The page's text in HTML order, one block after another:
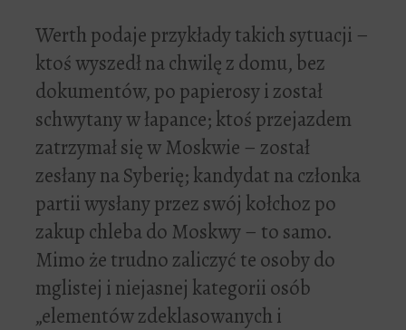
Werth podaje przykłady takich sytuacji –
ktoś wyszedł na chwilę z domu, bez
dokumentów, po papierosy i został
schwytany w łapance; ktoś przejazdem
zatrzymał się w Moskwie – został
zesłany na Syberię; kandydat na członka
partii wysłany przez swój kołchoz po
zakup chleba do Moskwy – to samo.
Mimo że trudno zaliczyć te osoby do
mglistej i niejasnej kategorii osób
„elementów zdeklasowanych i